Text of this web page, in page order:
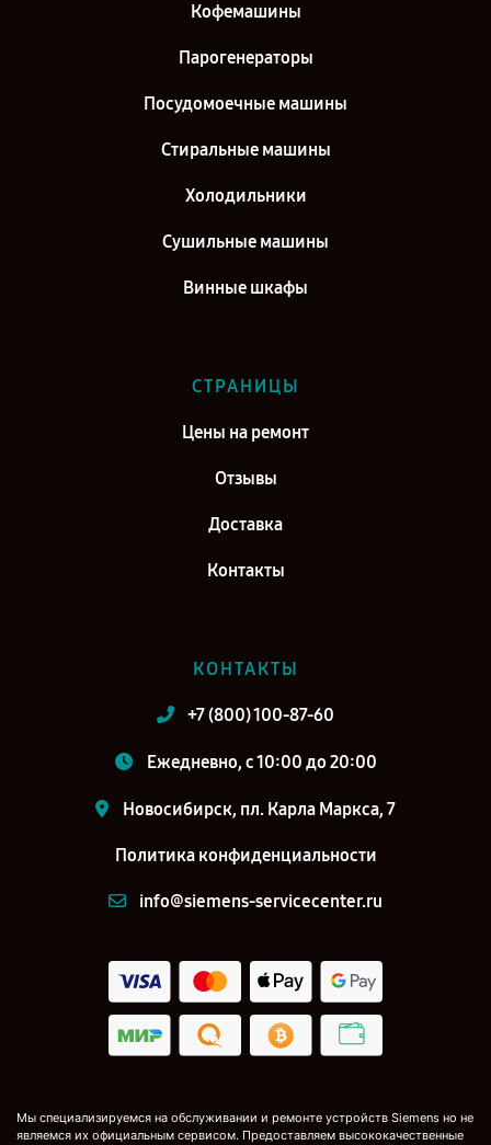
Воронеж
Ремонт посудомоечной машины Siemens SR 24E205 EU в г. Саратов
Ремонт посудомоечной машины Siemens SR 24E205 EU в г. Киров
Кофемашины
Парогенераторы
Посудомоечные машины
Стиральные машины
Холодильники
Сушильные машины
Винные шкафы
СТРАНИЦЫ
Цены на ремонт
Отзывы
Доставка
Контакты
КОНТАКТЫ
+7 (800) 100-87-60
Ежедневно, с 10:00 до 20:00
Новосибирск, пл. Карла Маркса, 7
Политика конфиденциальности
info@siemens-servicecenter.ru
Мы специализируемся на обслуживании и ремонте устройств Siemens но не
являемся их официальным сервисом. Предоставляем высококачественные